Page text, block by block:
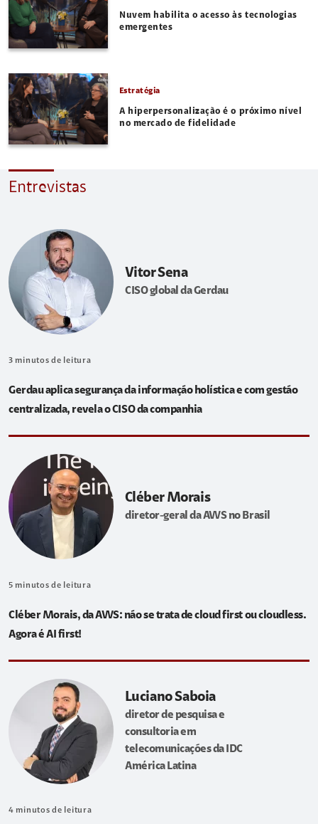
Nuvem habilita o acesso às tecnologias
emergentes
Estratégia
A hiperpersonalização é o próximo nível
no mercado de fidelidade
Entrevistas
Vitor Sena
CISO global da Gerdau
3 minutos de leitura
Gerdau aplica segurança da informação holística e com gestão
centralizada, revela o CISO da companhia
Cléber Morais
diretor-geral da AWS no Brasil
5 minutos de leitura
Cléber Morais, da AWS: não se trata de cloud first ou cloudless.
Agora é AI first!
Luciano Saboia
diretor de pesquisa e
consultoria em
telecomunicações da IDC
América Latina
4 minutos de leitura